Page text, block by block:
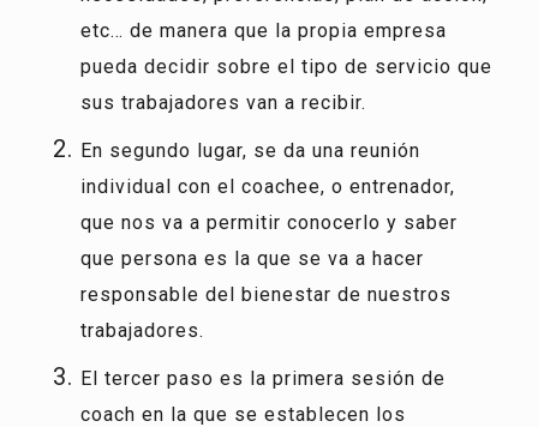
etc… de manera que la propia empresa
pueda decidir sobre el tipo de servicio que
sus trabajadores van a recibir.
En segundo lugar, se da una reunión
individual con el coachee, o entrenador,
que nos va a permitir conocerlo y saber
que persona es la que se va a hacer
responsable del bienestar de nuestros
trabajadores.
El tercer paso es la primera sesión de
coach en la que se establecen los